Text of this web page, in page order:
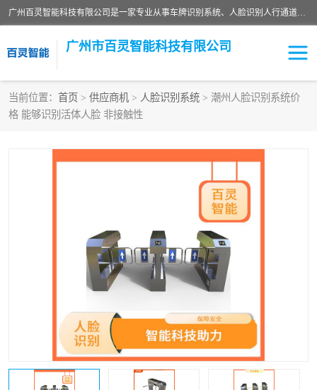
广州百灵智能科技有限公司是一家专业从事车牌识别系统、人脸识别人行通道、安防监控交通设施、停车场智能管理系统、停车场云平台、车牌识别一体机、自动道闸、通道设备、交通设施及交通划线等产品研发、生产和销售的高新技术企业。
广州市百灵智能科技有限公司
当前位置： 首页 > 供应商机 > 人脸识别系统 > 潮州人脸识别系统价
格 能够识别活体人脸 非接触性
安防监控红外报警系统